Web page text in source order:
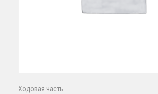
Ходовая часть